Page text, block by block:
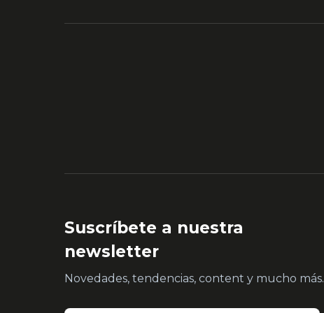
Suscríbete a nuestra
newsletter
Novedades, tendencias, content y mucho más.